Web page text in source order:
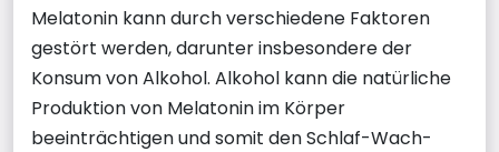
Melatonin kann durch verschiedene Faktoren
gestört werden, darunter insbesondere der
Konsum von Alkohol. Alkohol kann die natürliche
Produktion von Melatonin im Körper
beeinträchtigen und somit den Schlaf-Wach-